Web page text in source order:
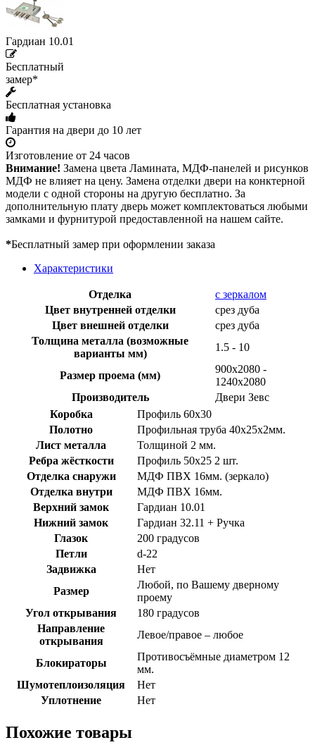
Гардиан 10.01
Бесплатный
замер*
Бесплатная установка
Гарантия на двери до 10 лет
Изготовление от 24 часов
Внимание! Замена цвета Ламината, МДФ-панелей и рисунков
МДФ не влияет на цену. Замена отделки двери на конктерной
модели с одной стороны на другую бесплатно. За
дополнительную плату дверь может комплектоваться любыми
замками и фурнитурой предоставленной на нашем сайте.
*Бесплатный замер при оформлении заказа
Характеристики
Отделка
с зеркалом
Цвет внутренней отделки
срез дуба
Цвет внешней отделки
срез дуба
Толщина металла (возможные
варианты мм)
1.5 - 10
Размер проема (мм)
900х2080 -
1240х2080
Производитель
Двери Зевс
Коробка
Профиль 60х30
Полотно
Профильная труба 40х25х2мм.
Лист металла
Толщиной 2 мм.
Ребра жёсткости
Профиль 50х25 2 шт.
Отделка снаружи
МДФ ПВХ 16мм. (зеркало)
Отделка внутри
МДФ ПВХ 16мм.
Верхний замок
Гардиан 10.01
Нижний замок
Гардиан 32.11 + Ручка
Глазок
200 градусов
Петли
d-22
Задвижка
Нет
Размер
Любой, по Вашему дверному
проему
Угол открывания
180 градусов
Направление
открывания
Левое/правое – любое
Блокираторы
Противосъёмные диаметром 12
мм.
Шумотеплоизоляция
Нет
Уплотнение
Нет
Похожие товары